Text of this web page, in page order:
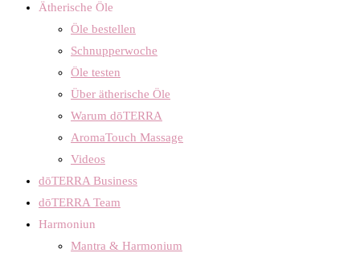
Ätherische Öle
Öle bestellen
Schnupperwoche
Öle testen
Über ätherische Öle
Warum dōTERRA
AromaTouch Massage
Videos
dōTERRA Business
dōTERRA Team
Harmoniun
Mantra & Harmonium